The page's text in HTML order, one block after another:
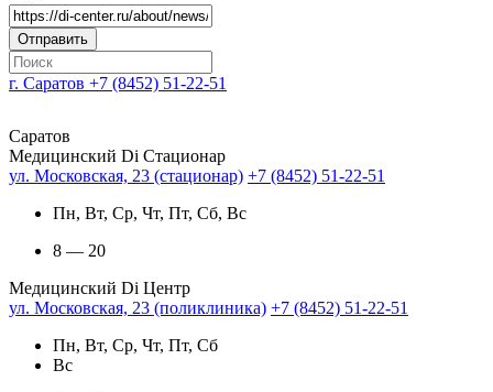
г. Саратов +7 (8452) 51-22-51
Саратов
Медицинский Di Стационар
ул. Московская, 23 (стационар) +7 (8452) 51-22-51
Пн, Вт, Ср, Чт, Пт, Сб, Вс
8 — 20
Медицинский Di Центр
ул. Московская, 23 (поликлиника) +7 (8452) 51-22-51
Пн, Вт, Ср, Чт, Пт, Сб
Вс